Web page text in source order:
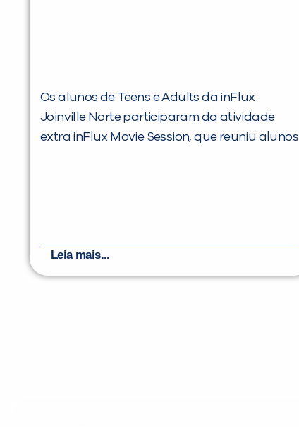
Os alunos de Teens e Adults da inFlux
Joinville Norte participaram da atividade
extra inFlux Movie Session, que reuniu alunos
Leia mais...